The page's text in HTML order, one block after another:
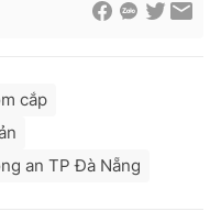
cắp
an TP Đà Nẵng